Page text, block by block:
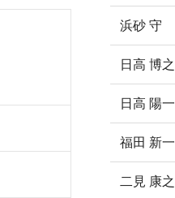
浜砂 守
日高 博之
日高 陽一
福田 新一
二見 康之